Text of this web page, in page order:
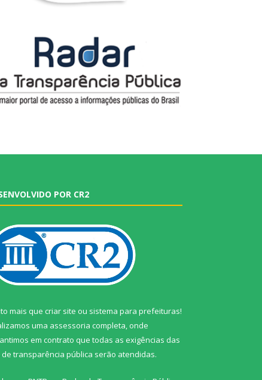
POR CR2
mais que criar site ou sistema para prefeituras!
uma assessoria completa, onde
em contrato que todas as exigências das
de transparência pública serão atendidas.